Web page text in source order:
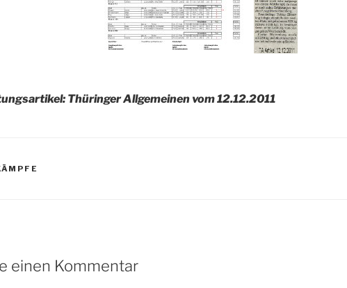
Thüringer Allgemeinen vom 12.12.2011
einen Kommentar